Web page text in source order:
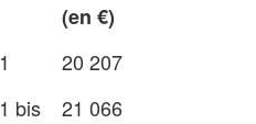
(en €)
20 207
bis
21 066